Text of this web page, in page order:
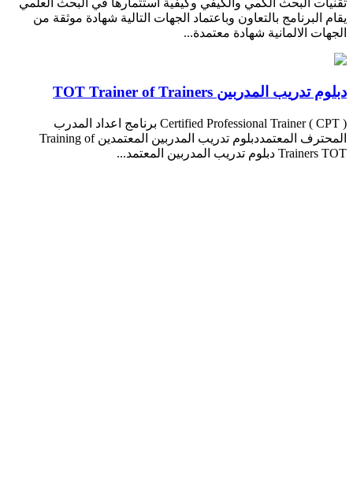
تقنيات البحث الكمي والكيفي وكيفية استثمارها في البحث العلمي
يقام البرنامج بالتعاون وباعتماد الجهات التالية شهادة موثقة من
الجهات الالمانية شهادة معتمدة...
دبلوم تدريب المدربين TOT Trainer of Trainers
Certified Professional Trainer ( CPT ) برنامج اعداد المدرب
المحترف المعتمددبلوم تدريب المدربين المعتمدين Training of
Trainers TOT دبلوم تدريب المدربين المعتمد...